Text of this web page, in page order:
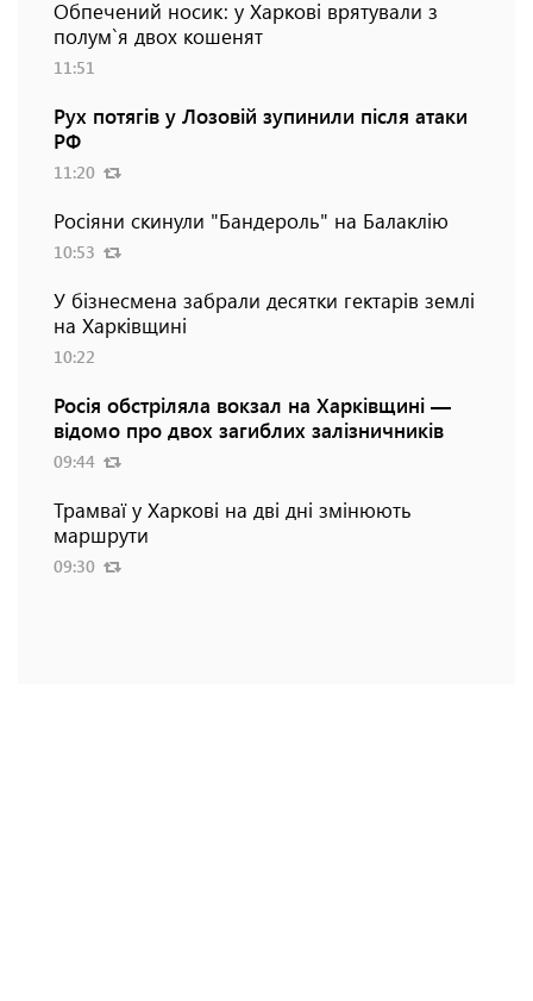
Обпечений носик: у Харкові врятували з
полум`я двох кошенят
11:51
Рух потягів у Лозовій зупинили після атаки
РФ
11:20
Росіяни скинули "Бандероль" на Балаклію
10:53
У бізнесмена забрали десятки гектарів землі
на Харківщині
10:22
Росія обстріляла вокзал на Харківщині —
відомо про двох загиблих залізничників
09:44
Трамваї у Харкові на дві дні змінюють
маршрути
09:30